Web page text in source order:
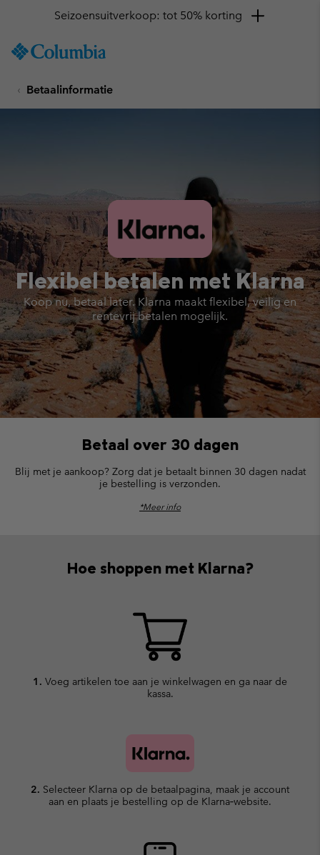
TO
SKIP
Seizoensuitverkoop: tot 50% korting
Betaalinformatie
Flexibel betalen met Klarna
Koop nu, betaal later. Klarna maakt flexibel, veilig en
rentevrij betalen mogelijk.
Betaal over 30 dagen
Blij met je aankoop? Zorg dat je betaalt binnen 30 dagen nadat
je bestelling is verzonden.
*Meer info
Hoe shoppen met Klarna?
1. Voeg artikelen toe aan je winkelwagen en ga naar de
kassa.
2. Selecteer Klarna op de betaalpagina, maak je account
aan en plaats je bestelling op de Klarna‑website.